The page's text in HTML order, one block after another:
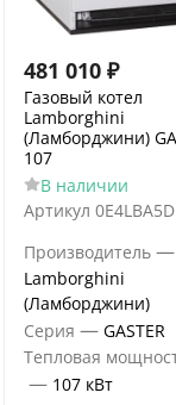
481 010 ₽
Газовый котел
Lamborghini
(Ламборджини)
107
В наличии
Артикул 0E4LBA5D
Производитель —
Lamborghini
(Ламборджини)
Серия — GASTER
Тепловая
— 107 кВт